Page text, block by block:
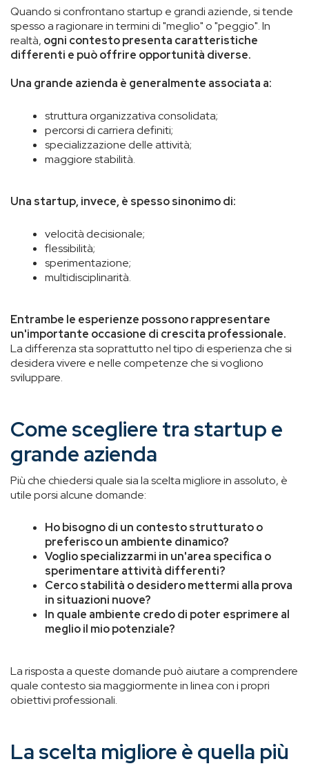
Quando si confrontano startup e grandi aziende, si tende
spesso a ragionare in termini di "meglio" o "peggio". In
realtà, ogni contesto presenta caratteristiche
differenti e può offrire opportunità diverse.
Una grande azienda è generalmente associata a:
struttura organizzativa consolidata;
percorsi di carriera definiti;
specializzazione delle attività;
maggiore stabilità.
Una startup, invece, è spesso sinonimo di:
velocità decisionale;
flessibilità;
sperimentazione;
multidisciplinarità.
Entrambe le esperienze possono rappresentare
un'importante occasione di crescita professionale.
La differenza sta soprattutto nel tipo di esperienza che si
desidera vivere e nelle competenze che si vogliono
sviluppare.
Come scegliere tra startup e
grande azienda
Più che chiedersi quale sia la scelta migliore in assoluto, è
utile porsi alcune domande:
Ho bisogno di un contesto strutturato o
preferisco un ambiente dinamico?
Voglio specializzarmi in un'area specifica o
sperimentare attività differenti?
Cerco stabilità o desidero mettermi alla prova
in situazioni nuove?
In quale ambiente credo di poter esprimere al
meglio il mio potenziale?
La risposta a queste domande può aiutare a comprendere
quale contesto sia maggiormente in linea con i propri
obiettivi professionali.
La scelta migliore è quella più